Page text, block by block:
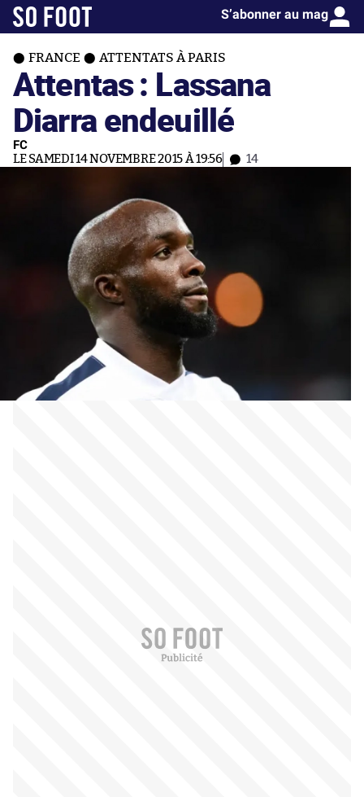
S’abonner au mag
FRANCE ATTENTATS À PARIS
Attentas : Lassana
Diarra endeuillé
FC
LE SAMEDI 14 NOVEMBRE 2015 À 19:56 14